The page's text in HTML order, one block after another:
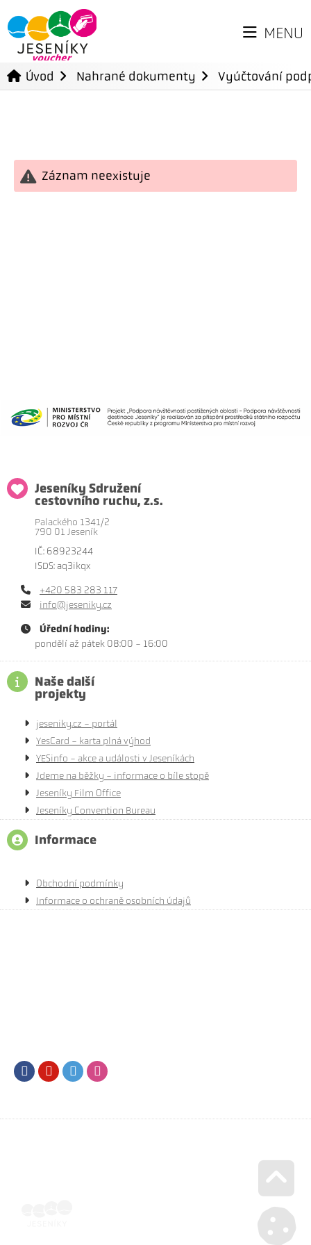
MENU
Úvod Nahrané dokumenty Vyúčtování
Záznam neexistuje
Jeseníky Sdružení
cestovního ruchu, z.s.
Palackého 1341/2
790 01 Jeseník
IČ: 68923244
ISDS: aq3ikqx
+420 583 283 117
info@jeseniky.cz
Úřední hodiny:
pondělí až pátek 08:00 - 16:00
Naše další
projekty
jeseniky.cz - portál
YesCard - karta plná výhod
YESinfo - akce a události v Jeseníkách
Jdeme na běžky - informace o bíle stopě
Jeseníky Film Office
Jeseníky Convention Bureau
Informace
Obchodní podmínky
Informace o ochraně osobních údajů
FacebookYoutubeTwitter
Go